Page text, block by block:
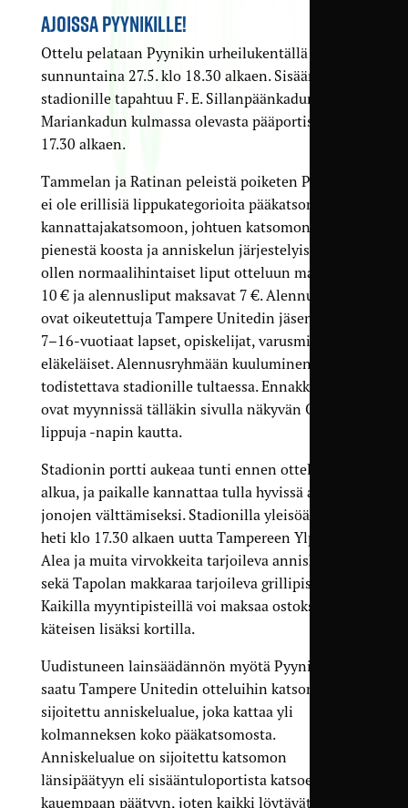
AJOISSA PYYNIKILLE!
Ottelu pelataan Pyynikin urheilukentällä
sunnuntaina 27.5. klo 18.30 alkaen. Sisäänkäynti
stadionille tapahtuu F. E. Sillanpäänkadun ja
Mariankadun kulmassa olevasta pääportista klo
17.30 alkaen.
Tammelan ja Ratinan peleistä poiketen Pyynikillä
ei ole erillisiä lippukategorioita pääkatsomoon ja
kannattajakatsomoon, johtuen katsomon
pienestä koosta ja anniskelun järjestelyistä. Näin
ollen normaalihintaiset liput otteluun maksavat
10 € ja alennusliput maksavat 7 €. Alennukseen
ovat oikeutettuja Tampere Unitedin jäsenet sekä
7–16-vuotiaat lapset, opiskelijat, varusmiehet ja
eläkeläiset. Alennusryhmään kuuluminen on
todistettava stadionille tultaessa. Ennakkoliput
ovat myynnissä tälläkin sivulla näkyvän Osta
lippuja -napin kautta.
Stadionin portti aukeaa tunti ennen ottelun
alkua, ja paikalle kannattaa tulla hyvissä ajoin
jonojen välttämiseksi. Stadionilla yleisöä palvelee
heti klo 17.30 alkaen uutta Tampereen Ylpeys 20
Alea ja muita virvokkeita tarjoileva anniskelualue
sekä Tapolan makkaraa tarjoileva grillipiste.
Kaikilla myyntipisteillä voi maksaa ostoksensa
käteisen lisäksi kortilla.
Uudistuneen lainsäädännön myötä Pyynikille on
saatu Tampere Unitedin otteluihin katsomoon
sijoitettu anniskelualue, joka kattaa yli
kolmanneksen koko pääkatsomosta.
Anniskelualue on sijoitettu katsomon
länsipäätyyn eli sisääntuloportista katsoen
kauempaan päätyyn, joten kaikki löytävät